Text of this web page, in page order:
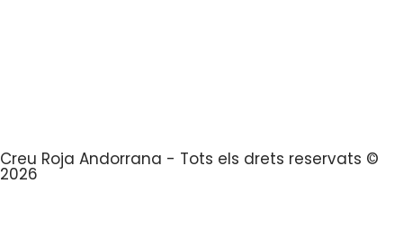
Creu Roja Andorrana - Tots els drets reservats ©
2026